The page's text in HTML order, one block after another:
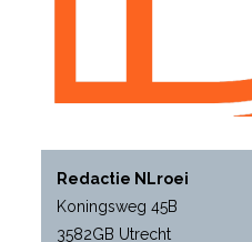
Redactie NLroei
Koningsweg 45B
3582GB Utrecht